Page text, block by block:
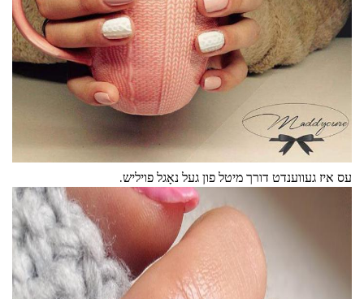
עס איז געווענדט דורך מיטל פון געל נאָגל פויליש.